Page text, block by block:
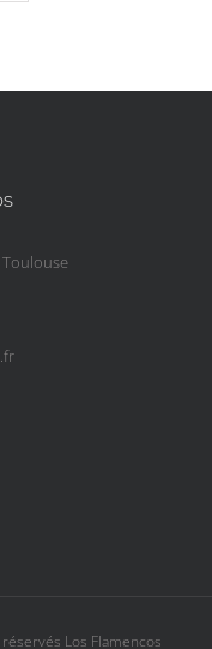
Toulouse
Los Flamencos